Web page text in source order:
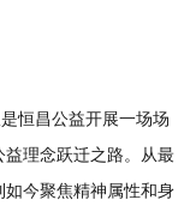
恒昌公益开展一场场
理念跃迁之路。从最
今聚焦精神属性和身